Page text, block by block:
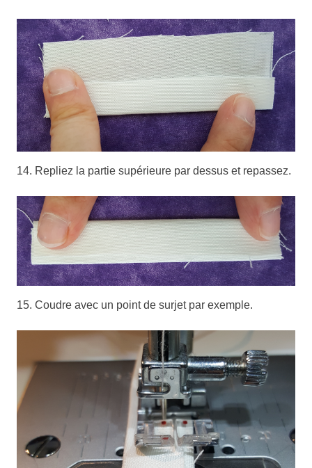
14. Repliez la partie supérieure par dessus et repassez.
15. Coudre avec un point de surjet par exemple.